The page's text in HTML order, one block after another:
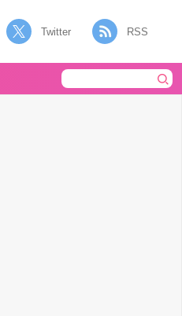
Twitter RSS